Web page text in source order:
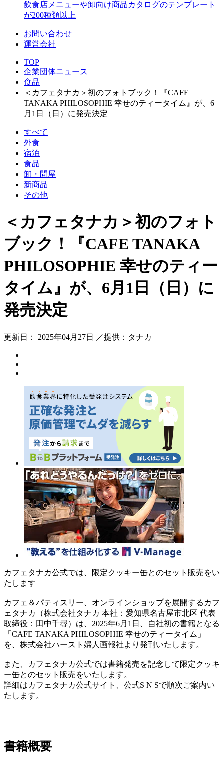
飲食店メニューや卸向け商品カタログのテンプレート
が200種類以上
お問い合わせ
運営会社
TOP
企業団体ニュース
食品
＜カフェタナカ＞初のフォトブック！『CAFE
TANAKA PHILOSOPHIE 幸せのティータイム』が、6
月1日（日）に発売決定
すべて
外食
宿泊
食品
卸・問屋
新商品
その他
＜カフェタナカ＞初のフォト
ブック！『CAFE TANAKA
PHILOSOPHIE 幸せのティー
タイム』が、6月1日（日）に
発売決定
更新日： 2025年04月27日 ／提供：タナカ
カフェタナカ公式では、限定クッキー缶とのセット販売をい
たします
カフェ＆パティスリー、オンラインショップを展開するカフ
ェタナカ（株式会社タナカ 本社：愛知県名古屋市北区 代表
取締役：田中千尋）は、2025年6月1日、自社初の書籍となる
「CAFE TANAKA PHILOSOPHIE 幸せのティータイム」
を、株式会社ハースト婦人画報社より発刊いたします。
また、カフェタナカ公式では書籍発売を記念して限定クッキ
ー缶とのセット販売をいたします。
詳細はカフェタナカ公式サイト、公式S N Sで順次ご案内い
たします。
書籍概要